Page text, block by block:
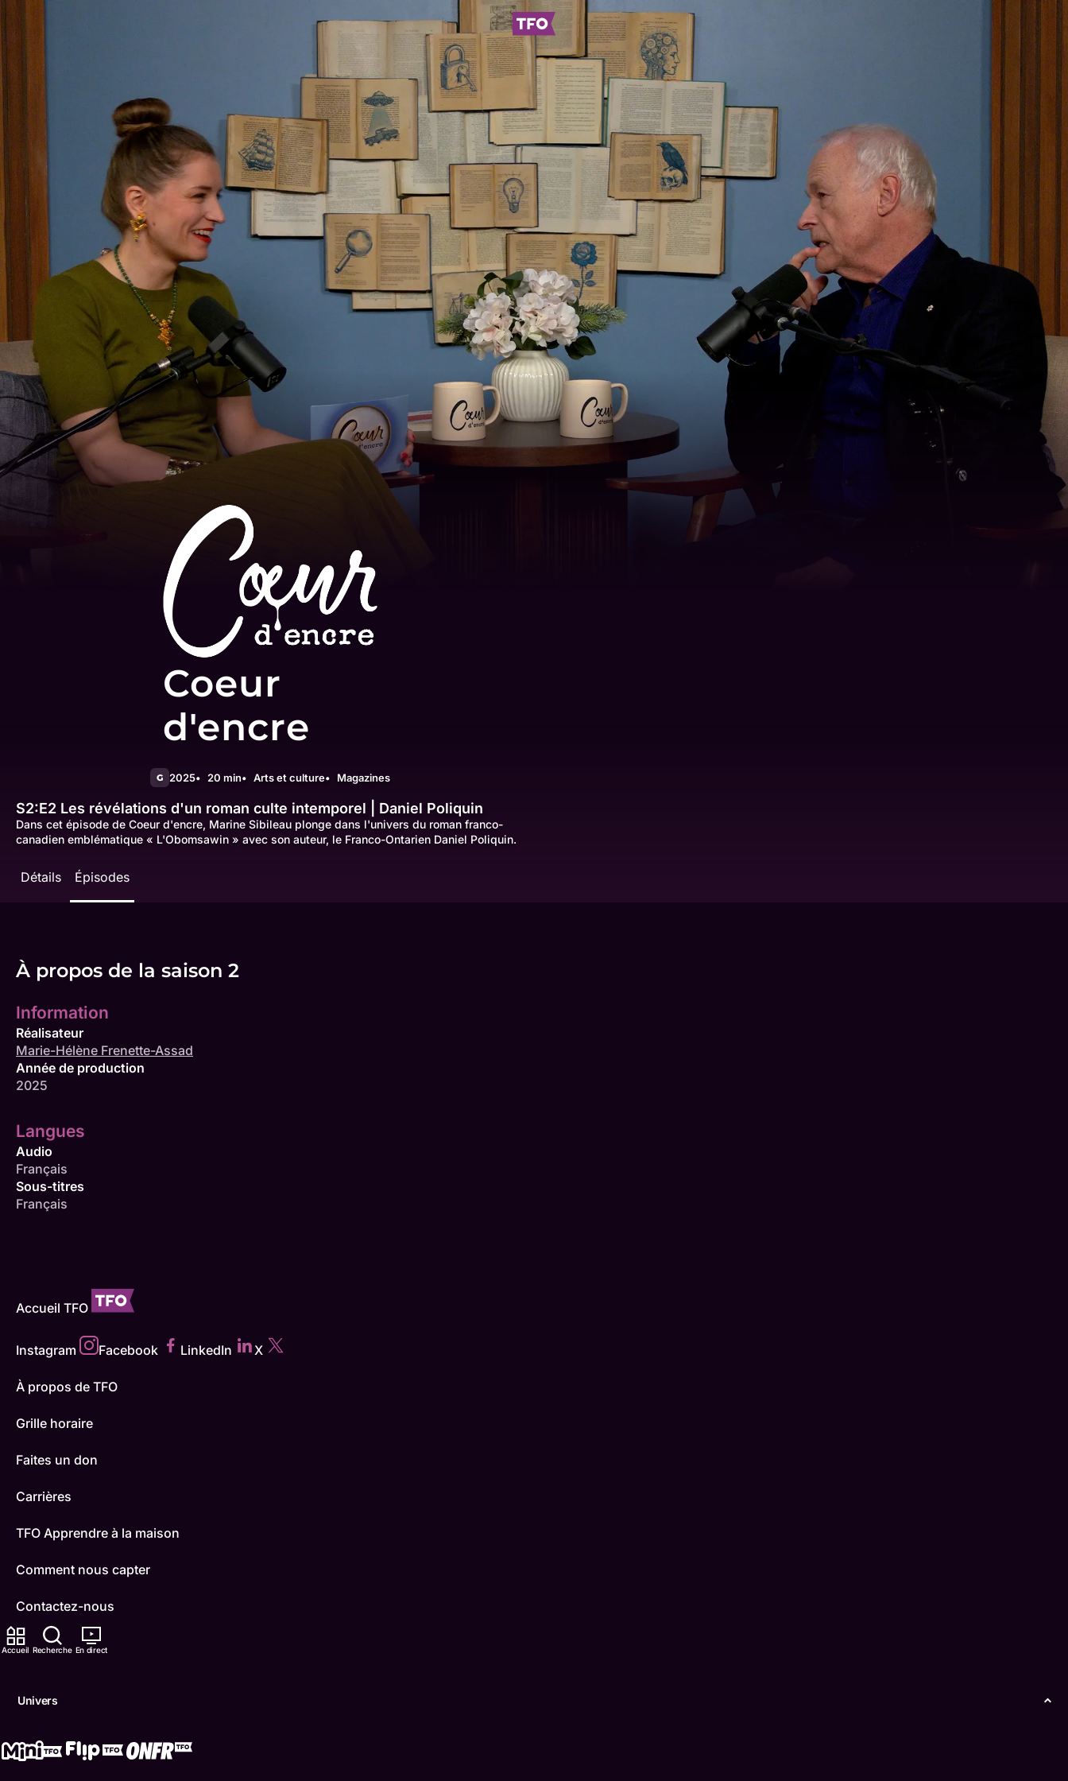
Accueil Recherche En direct
Univers
Coeur
d'encre
G 2025 20 min Arts et culture Magazines
S2:E2 Les révélations d'un roman culte intemporel | Daniel Poliquin
Dans cet épisode de Coeur d'encre, Marine Sibileau plonge dans l'univers du roman franco-
canadien emblématique « L'Obomsawin » avec son auteur, le Franco-Ontarien Daniel Poliquin.
Détails Épisodes
À propos de la saison 2
Information
Réalisateur
Marie-Hélène Frenette-Assad
Année de production
2025
Langues
Audio
Français
Sous-titres
Français
Accueil TFO
Instagram Facebook LinkedIn X
À propos de TFO
Grille horaire
Faites un don
Carrières
TFO Apprendre à la maison
Comment nous capter
Contactez-nous
ONFR
Conditions d'utilisation